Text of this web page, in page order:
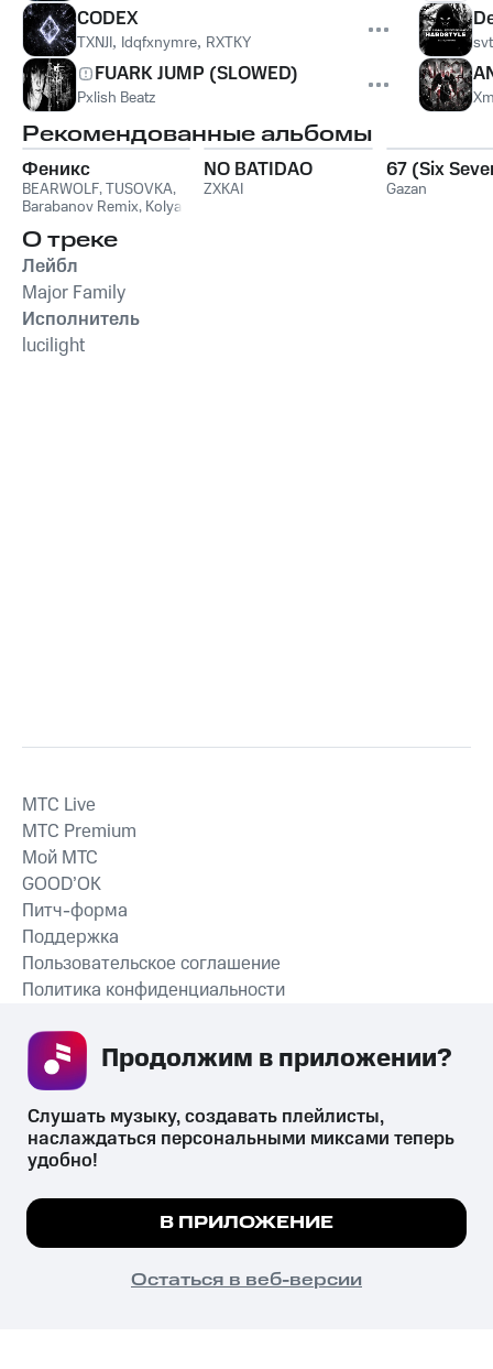
CODEX
TXNJI, Idqfxnymre, RXTKY
FUARK JUMP (SLOWED)
Pxlish Beatz
Рекомендованные альбомы
Феникс
BEARWOLF,TUSOVKA,
Barabanov Remix, Kolya
NO BATIDAO
ZXKAI
67 (Six
Gazan
О треке
Лейбл
Major Family
Исполнитель
lucilight
СКАЧАТЬ ПРИЛОЖЕНИЕ
MTС Live
MTС Premium
Мой МТС
GOOD’OK
Питч-форма
Поддержка
Пользовательское соглашение
Политика конфиденциальности
психотропных веществ, их аналогов причиняет вред здоровью,
их незаконный оборот запрещён и влечёт установленную
законодательством ответственность.
© 2026 ООО «КИОН».
Все права защищены
Мы используем куки, чтобы на сайте все
Подробнее
ПОНЯТНО
Слушать музыку, создавать плейлисты,
наслаждаться персональными миксами теперь
удобно!
В ПРИЛОЖЕНИЕ
Остаться в веб-версии